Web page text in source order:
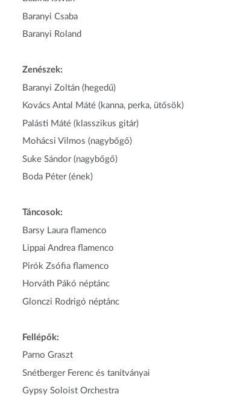
Baranyi Csaba
Baranyi Roland
Zenészek:
Baranyi Zoltán (hegedű)
Kovács Antal Máté (kanna, perka, ütősök)
Palásti Máté (klasszikus gitár)
Mohácsi Vilmos (nagybőgő)
Suke Sándor (nagybőgő)
Boda Péter (ének)
Táncosok:
Barsy Laura flamenco
Lippai Andrea flamenco
Pirók Zsófia flamenco
Horváth Pákó néptánc
Glonczi Rodrigó néptánc
Fellépők:
Parno Graszt
Snétberger Ferenc és tanítványai
Gypsy Soloist Orchestra